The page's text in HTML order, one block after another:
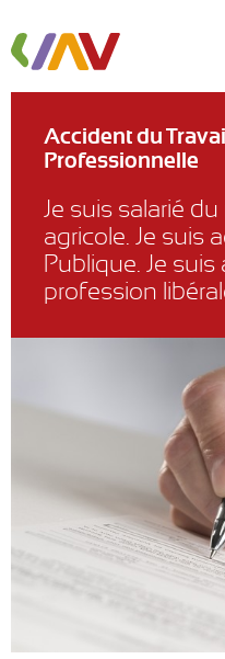
Accident du
Professionnelle
Je suis salarié
agricole. Je suis
Publique. Je
profession